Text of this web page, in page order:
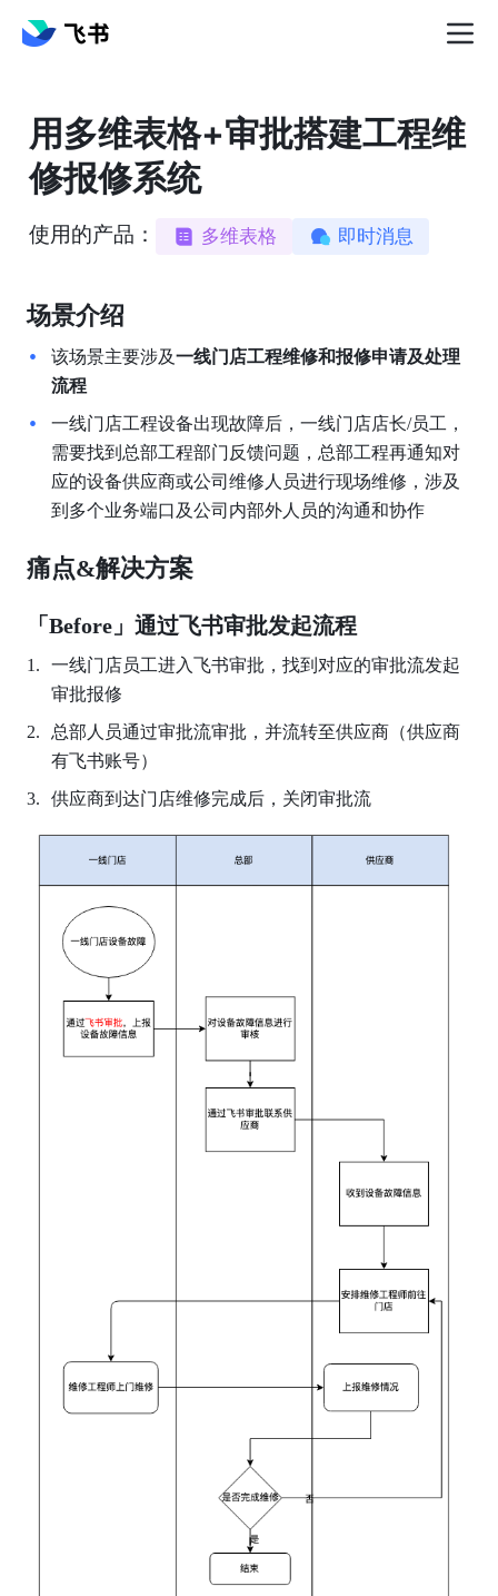
用多维表格+审批搭建工程维
修报修系统
使用的产品： 多维表格 即时消息
场景介绍
该场景主要涉及一线门店工程维修和报修申请及处理
流程
一线门店工程设备出现故障后，一线门店店长/员工，
需要找到总部工程部门反馈问题，总部工程再通知对
应的设备供应商或公司维修人员进行现场维修，涉及
到多个业务端口及公司内部外人员的沟通和协作
痛点&解决方案
「Before」通过飞书审批发起流程
一线门店员工进入飞书审批，找到对应的审批流发起
审批报修
总部人员通过审批流审批，并流转至供应商（供应商
有飞书账号）
供应商到达门店维修完成后，关闭审批流